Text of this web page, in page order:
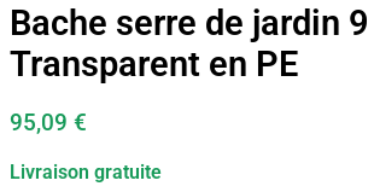
Bache serre de jardin
Transparent en PE
95,09 €
Livraison gratuite